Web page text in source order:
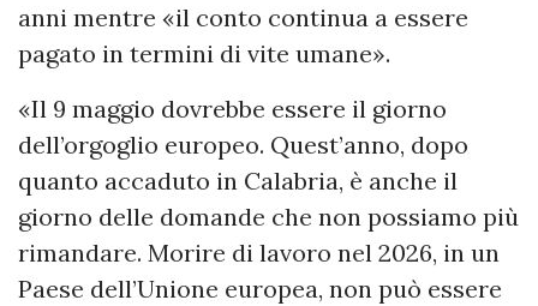
anni mentre «il conto continua a essere
pagato in termini di vite umane».
«Il 9 maggio dovrebbe essere il giorno
dell’orgoglio europeo. Quest’anno, dopo
quanto accaduto in Calabria, è anche il
giorno delle domande che non possiamo più
rimandare. Morire di lavoro nel 2026, in un
Paese dell’Unione europea, non può essere